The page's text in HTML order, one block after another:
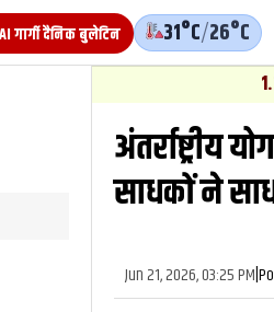
AI गार्गी दैनिक बुलेटिन 31°C/26°C
-
अंतर्राष्ट्रीय
साधकों ने
Jun 21, 2026, 03:25 PM|